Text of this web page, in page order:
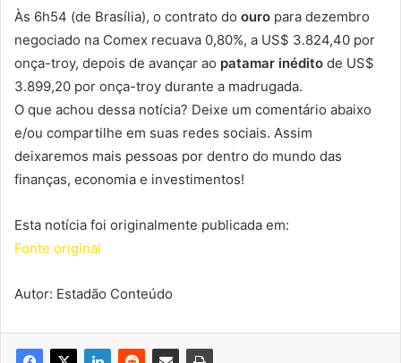
Às 6h54 (de Brasília), o contrato do ouro para dezembro
negociado na Comex recuava 0,80%, a US$ 3.824,40 por
onça-troy, depois de avançar ao patamar inédito de US$
3.899,20 por onça-troy durante a madrugada.
O que achou dessa notícia? Deixe um comentário abaixo
e/ou compartilhe em suas redes sociais. Assim
deixaremos mais pessoas por dentro do mundo das
finanças, economia e investimentos!
Esta notícia foi originalmente publicada em:
Fonte original
Autor: Estadão Conteúdo